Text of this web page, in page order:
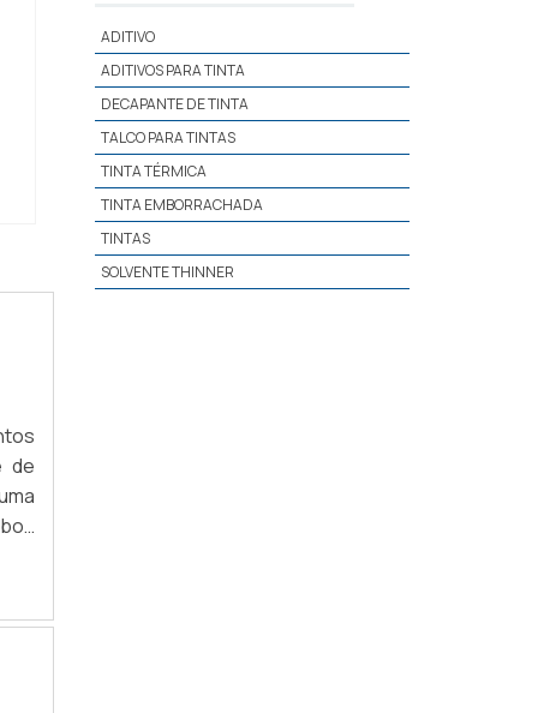
de
e
ADITIVO
ADITIVOS PARA TINTA
DECAPANTE DE TINTA
TALCO PARA TINTAS
TINTA TÉRMICA
TINTA EMBORRACHADA
TINTAS
SOLVENTE THINNER